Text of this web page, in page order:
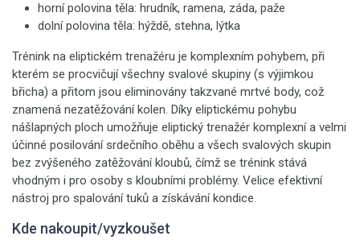
horní polovina těla: hrudník, ramena, záda, paže
dolní polovina těla: hýždě, stehna, lýtka
Trénink na eliptickém trenažéru je komplexním pohybem, při
kterém se procvičují všechny svalové skupiny (s výjimkou
břicha) a přitom jsou eliminovány takzvané mrtvé body, což
znamená nezatěžování kolen. Díky eliptickému pohybu
nášlapných ploch umožňuje eliptický trenažér komplexní a velmi
účinné posilování srdečního oběhu a všech svalových skupin
bez zvýšeného zatěžování kloubů, čímž se trénink stává
vhodným i pro osoby s kloubními problémy. Velice efektivní
nástroj pro spalování tuků a získávání kondice.
Kde nakoupit/vyzkoušet